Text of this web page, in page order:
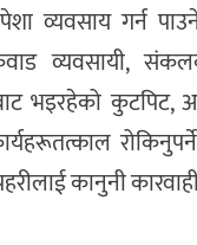
व्यवसाय गर्न
कवाड व्यवसायी,
भइरहेको कुटपिट,
कानुनी